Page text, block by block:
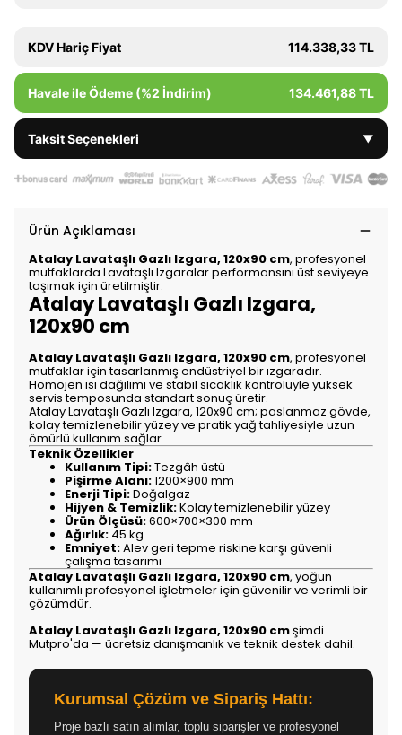
KDV Hariç Fiyat 114.338,33 TL
Havale ile Ödeme (%2 İndirim) 134.461,88 TL
Taksit Seçenekleri ▼
Ürün Açıklaması
Atalay Lavataşlı Gazlı Izgara, 120x90 cm, profesyonel
mutfaklarda Lavataşlı Izgaralar performansını üst seviyeye
taşımak için üretilmiştir.
Atalay Lavataşlı Gazlı Izgara,
120x90 cm
Atalay Lavataşlı Gazlı Izgara, 120x90 cm, profesyonel
mutfaklar için tasarlanmış endüstriyel bir ızgaradır.
Homojen ısı dağılımı ve stabil sıcaklık kontrolüyle yüksek
servis temposunda standart sonuç üretir.
Atalay Lavataşlı Gazlı Izgara, 120x90 cm; paslanmaz gövde,
kolay temizlenebilir yüzey ve pratik yağ tahliyesiyle uzun
ömürlü kullanım sağlar.
Teknik Özellikler
Kullanım Tipi:Tezgâh üstü
Pişirme Alanı:1200×900 mm
Enerji Tipi:Doğalgaz
Hijyen & Temizlik:Kolay temizlenebilir yüzey
Ürün Ölçüsü:600×700×300 mm
Ağırlık: 45 kg
Emniyet:Alev geri tepme riskine karşı güvenli
çalışma tasarımı
Atalay Lavataşlı Gazlı Izgara, 120x90 cm, yoğun
kullanımlı profesyonel işletmeler için güvenilir ve verimli bir
çözümdür.
Atalay Lavataşlı Gazlı Izgara, 120x90 cmşimdi
Mutpro'da — ücretsiz danışmanlık ve teknik destek dahil.
Kurumsal Çözüm ve Sipariş Hattı:
Proje bazlı satın alımlar, toplu siparişler ve profesyonel